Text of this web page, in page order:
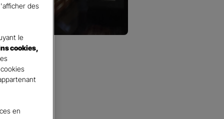
des
le
cookies,
en